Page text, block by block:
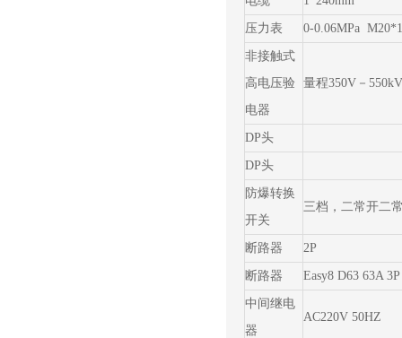
压力表 0-0.06MPa
非接触式
高电压验
电器
量程350V－550kV
DP头
DP头
防爆转换
开关
三档，二常开二
断路器 2P
断路器 Easy8 D63 63A 3P
中间继电
器
AC220V 50HZ